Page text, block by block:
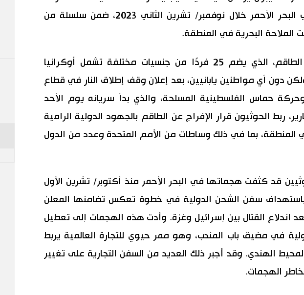
عليها الجماعة في البحر الأحمر خلال نوفمبر/ تشرين الثاني 2023، ضمن سلسلة من
الملاحة البحرية في المنطقة.
جاء إطلاق سراح الطاقم، الذي يضم 25 فردًا من جنسيات مختلفة تشمل أوكرانيا
دون أي مواطنين يابانيين، بعد إعلان وقف إطلاق النار في قطاع
حماس الفلسطينية المسلحة، والذي بدأ سريانه يوم الأحد
ربط الحوثيون قرار الإفراج عن الطاقم بالجهود الدولية الرامية
المنطقة، بما في ذلك وساطات من الأمم المتحدة وعدد من الدول
قد كثفت هجماتها في البحر الأحمر منذ أكتوبر/ تشرين الأول
باستهداف سفن الشحن الدولية في خطوة تعكس تضامنها المعلن
القتال بين إسرائيل وغزة. وأدت هذه الهجمات إلى تعطيل
في مضيق باب المندب، وهو ممر حيوي للتجارة العالمية يربط
الهندي. وقد أجبر ذلك العديد من السفن التجارية على تغيير
الهجمات.